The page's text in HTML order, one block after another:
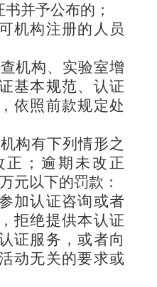
并予公布的；
机构注册的人员
机构、实验室增
基本规范、认证
依照前款规定处
构有下列情形之
正；逾期未改正
元以下的罚款：
加认证咨询或者
拒绝提供本认证
证服务，或者向
动无关的要求或